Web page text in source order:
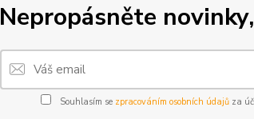
Nepropásněte
Souhlasím se zpracováním osobních údajůza